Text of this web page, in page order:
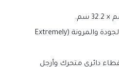
بلاستيك عالي الجودة والمرونة (Extremely
دائري متحرك وأرجل